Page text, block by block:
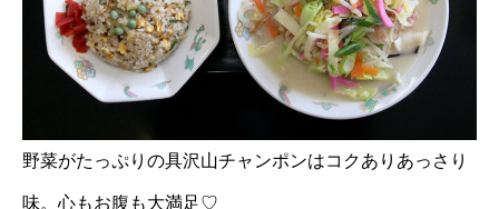
野菜がたっぷりの具沢山チャンポンはコクありあっさり
味。心もお腹も大満足♡